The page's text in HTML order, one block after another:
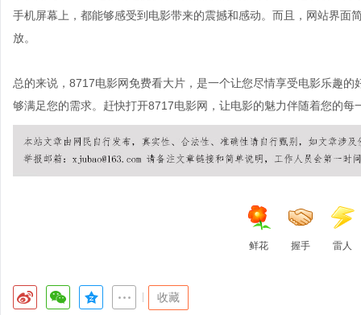
手机屏幕上，都能够感受到电影带来的震撼和感动。而且，网站界面
放。
总的来说，8717电影网免费看大片，是一个让您尽情享受电影乐趣
够满足您的需求。赶快打开8717电影网，让电影的魅力伴随着您的每
鲜花 握手 雷人
收藏